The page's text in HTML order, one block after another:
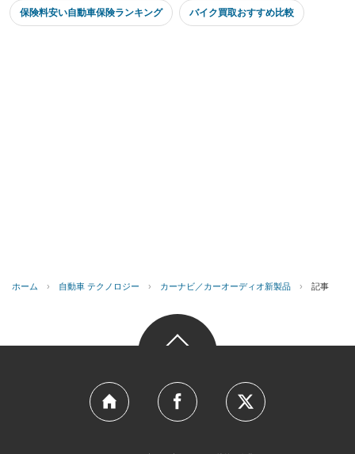
保険料安い自動車保険ランキング バイク買取おすすめ比較
ホーム › 自動車 テクノロジー › カーナビ／カーオーディオ新製品 › 記事